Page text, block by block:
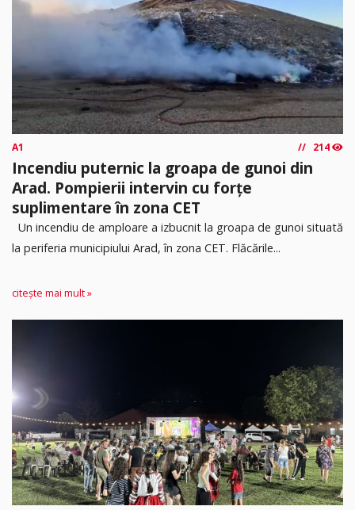
A1 214
Incendiu puternic la groapa de gunoi din
Arad. Pompierii intervin cu forțe
suplimentare în zona CET
Un incendiu de amploare a izbucnit la groapa de gunoi situată
la periferia municipiului Arad, în zona CET. Flăcările...
citește mai mult »